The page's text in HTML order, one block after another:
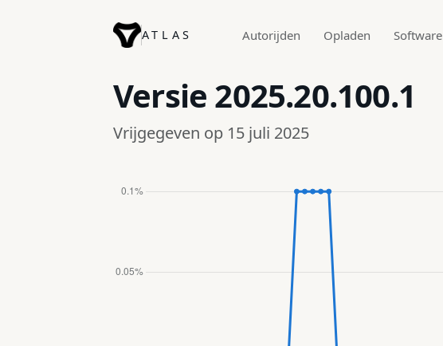
ATLAS Autorijden Opladen Software
Versie 2025.20.100.1
Vrijgegeven op 15 juli 2025